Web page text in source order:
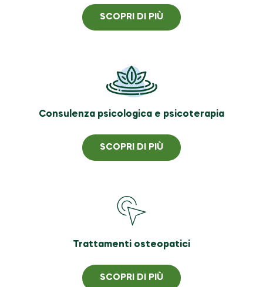
SCOPRI DI PIÙ
Consulenza psicologica e psicoterapia
SCOPRI DI PIÙ
Trattamenti osteopatici
SCOPRI DI PIÙ